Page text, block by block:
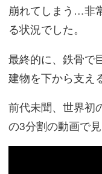
崩れてしまう…非
る状況でした。
最終的に、鉄骨で
建物を下から支え
前代未聞、世界初
の3分割の動画で